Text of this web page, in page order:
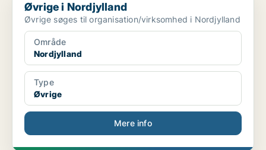
Øvrige i Nordjylland
Øvrige søges til organisation/virksomhed i Nordjylland
Område
Nordjylland
Type
Øvrige
Mere info